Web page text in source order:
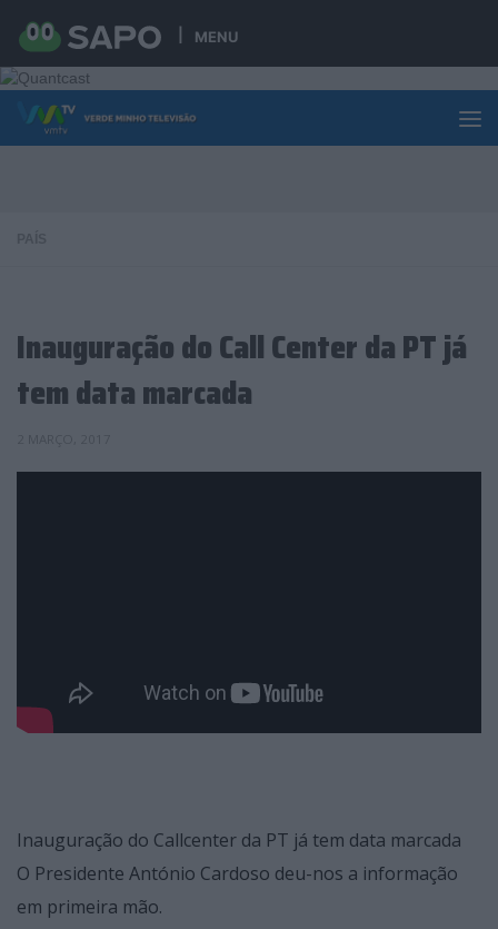
MENU
Skip to content
Inauguração do Call Center da PT já
tem data marcada
Inauguração do Callcenter da PT já tem data marcada
O Presidente António Cardoso deu-nos a informação
em primeira mão.